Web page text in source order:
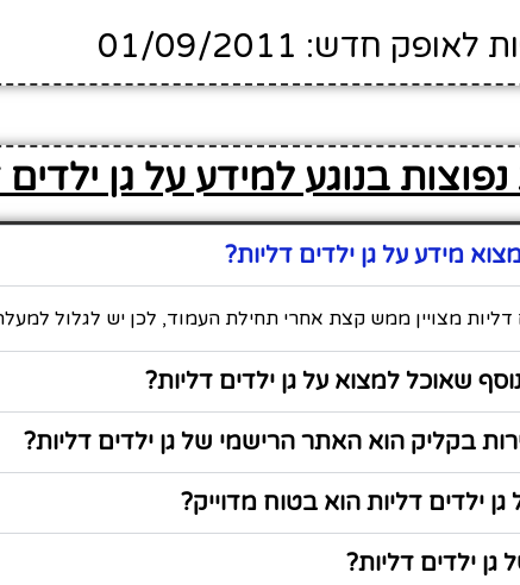
חדש: 01/09/2011
בנוגע למידע על גן ילדים
מידע על גן ילדים דליות?
דליות מצויין ממש קצת אחרי תחילת העמוד, לכן יש לגלול
שאוכל למצוא על גן ילדים דליות?
בקליק הוא האתר הרישמי של גן ילדים דליות?
ילדים דליות הוא בטוח מדוייק?
ילדים דליות?